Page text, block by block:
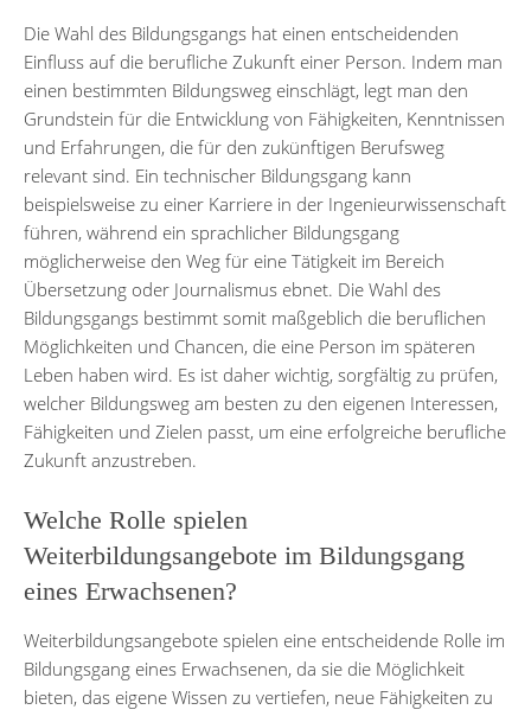
Die Wahl des Bildungsgangs hat einen entscheidenden
Einfluss auf die berufliche Zukunft einer Person. Indem man
einen bestimmten Bildungsweg einschlägt, legt man den
Grundstein für die Entwicklung von Fähigkeiten, Kenntnissen
und Erfahrungen, die für den zukünftigen Berufsweg
relevant sind. Ein technischer Bildungsgang kann
beispielsweise zu einer Karriere in der Ingenieurwissenschaft
führen, während ein sprachlicher Bildungsgang
möglicherweise den Weg für eine Tätigkeit im Bereich
Übersetzung oder Journalismus ebnet. Die Wahl des
Bildungsgangs bestimmt somit maßgeblich die beruflichen
Möglichkeiten und Chancen, die eine Person im späteren
Leben haben wird. Es ist daher wichtig, sorgfältig zu prüfen,
welcher Bildungsweg am besten zu den eigenen Interessen,
Fähigkeiten und Zielen passt, um eine erfolgreiche berufliche
Zukunft anzustreben.
Welche Rolle spielen
Weiterbildungsangebote im Bildungsgang
eines Erwachsenen?
Weiterbildungsangebote spielen eine entscheidende Rolle im
Bildungsgang eines Erwachsenen, da sie die Möglichkeit
bieten, das eigene Wissen zu vertiefen, neue Fähigkeiten zu